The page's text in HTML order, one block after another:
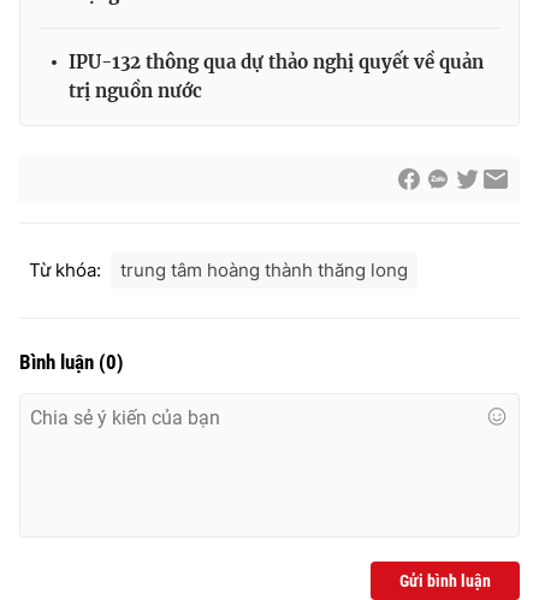
Giấy phép hoạt động báo in và báo điện tử số 483/GP-BTTTT
cấp ngày 29/12/2023
Email:toasoan@vtv.vn
IPU-132 thông qua dự thảo nghị quyết về quản
trị nguồn nước
Từ khóa: trung tâm hoàng thành thăng long
Bình luận (0)
Gửi bình luận